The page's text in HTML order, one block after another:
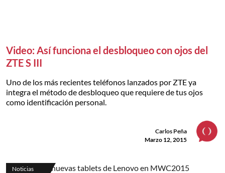
Video: Así funciona el desbloqueo con ojos del
ZTE S III
Uno de los más recientes teléfonos lanzados por ZTE ya
integra el método de desbloqueo que requiere de tus ojos
como identificación personal.
Carlos Peña
Marzo 12, 2015
Noticias